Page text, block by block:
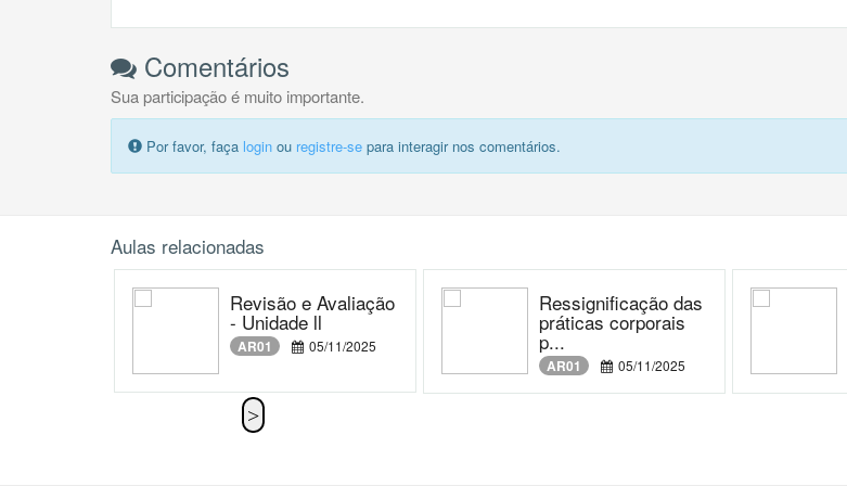
Comentários
Sua participação é muito importante.
Por favor, faça login ou registre-se para interagir nos comentários.
Aulas relacionadas
Revisão e Avaliação
- Unidade ll
AR01 05/11/2025
Ressignificação das
práticas corporais
p...
AR01 05/11/2025